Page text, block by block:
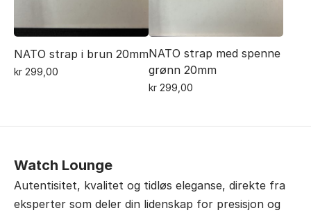
NATO strap i brun 20mm
kr 299,00
NATO strap med spenne
grønn 20mm
kr 299,00
Watch Lounge
Autentisitet, kvalitet og tidløs eleganse, direkte fra
eksperter som deler din lidenskap for presisjon og